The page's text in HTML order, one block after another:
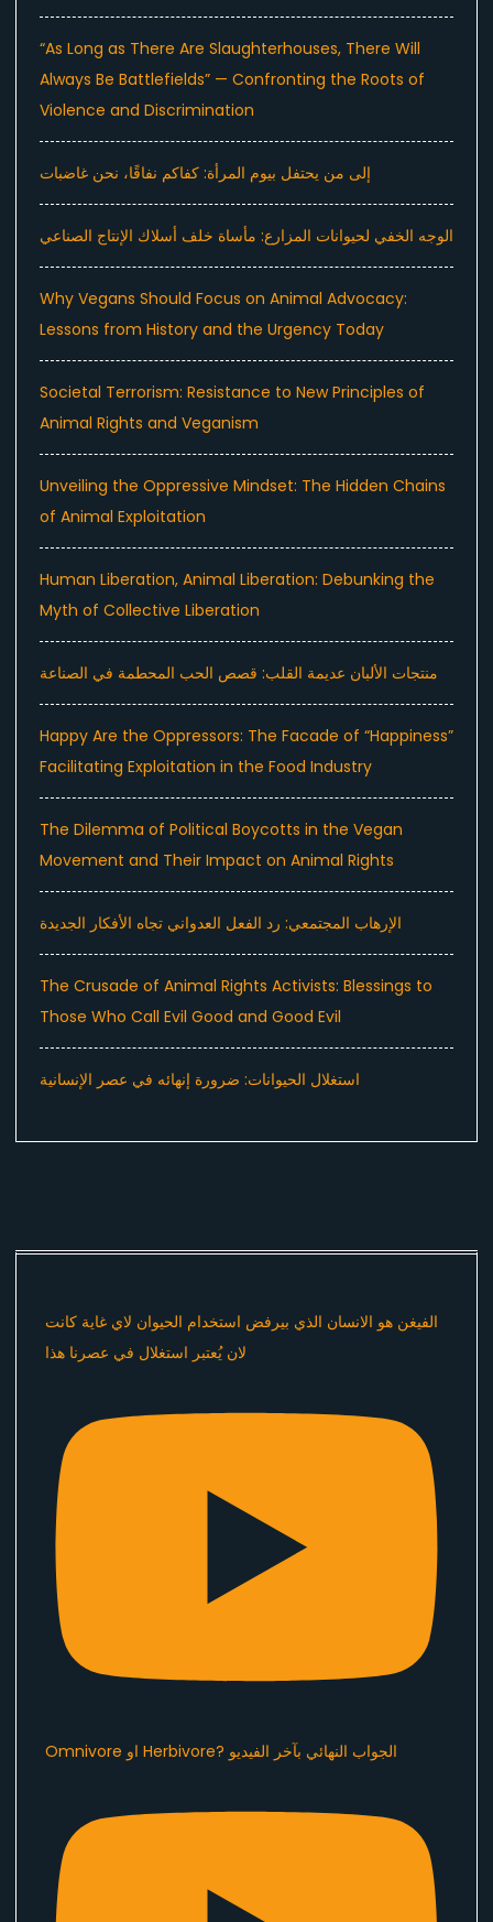
“As Long as There Are Slaughterhouses, There Will
Always Be Battlefields” — Confronting the Roots of
Violence and Discrimination
إلى من يحتفل بيوم المرأة: كفاكم نفاقًا، نحن غاضبات
الوجه الخفي لحيوانات المزارع: مأساة خلف أسلاك الإنتاج الصناعي
Why Vegans Should Focus on Animal Advocacy:
Lessons from History and the Urgency Today
Societal Terrorism: Resistance to New Principles of
Animal Rights and Veganism
Unveiling the Oppressive Mindset: The Hidden Chains
of Animal Exploitation
Human Liberation, Animal Liberation: Debunking the
Myth of Collective Liberation
منتجات الألبان عديمة القلب: قصص الحب المحطمة في الصناعة
Happy Are the Oppressors: The Facade of “Happiness”
Facilitating Exploitation in the Food Industry
The Dilemma of Political Boycotts in the Vegan
Movement and Their Impact on Animal Rights
الإرهاب المجتمعي: رد الفعل العدواني تجاه الأفكار الجديدة
The Crusade of Animal Rights Activists: Blessings to
Those Who Call Evil Good and Good Evil
استغلال الحيوانات: ضرورة إنهائه في عصر الإنسانية
الفيغن هو الانسان الذي بيرفض استخدام الحيوان لاي غاية كانت
Omnivore او Herbivore? الجواب النهائي بآخر الفيديو